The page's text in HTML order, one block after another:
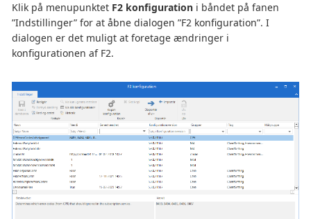
Klik på menupunktet F2 konfiguration i båndet på fanen
”Indstillinger” for at åbne dialogen ”F2 konfiguration”. I
dialogen er det muligt at foretage ændringer i
konfigurationen af F2.